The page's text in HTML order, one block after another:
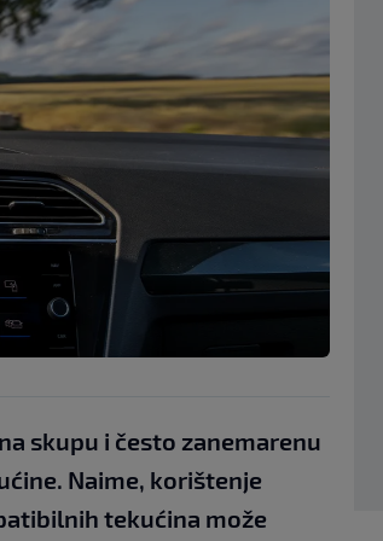
skupu i često zanemarenu
Naime, korištenje
tekućina može